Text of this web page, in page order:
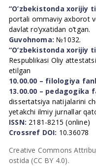
“O’zbekistonda xorijiy
portali ommaviy axborot
davlat ro’yxatidan o’tgan.
Guvohnoma: №1032.
“O’zbekistonda xorijiy
Respublikasi Oliy
etilgan
10.00.00 – filologiya
13.00.00 – pedagogika
dissertatsiya natijalarini
yetakchi ilmiy jurnallar
ISSN: 2181-8215 (online)
Crossref DOI: 10.36078
Creative Commons
ostida (CC BY 4.0).